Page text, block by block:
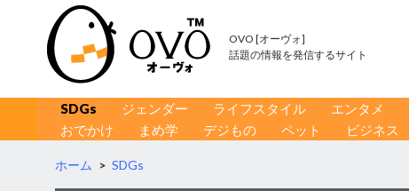
OVO [オーヴォ]
話題の情報を発信するサイト
コンテンツへ移動
SDGs ジェンダー ライフスタイル エンタメ
おでかけ
まめ学 デジもの ペット ビジネス
ホーム > SDGs